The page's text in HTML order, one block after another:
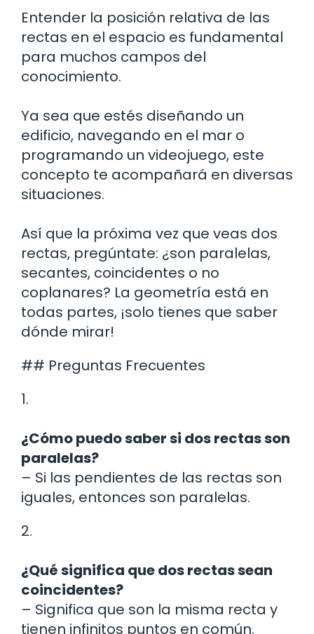
Entender la posición relativa de las
rectas en el espacio es fundamental
para muchos campos del
conocimiento.
Ya sea que estés diseñando un
edificio, navegando en el mar o
programando un videojuego, este
concepto te acompañará en diversas
situaciones.
Así que la próxima vez que veas dos
rectas, pregúntate: ¿son paralelas,
secantes, coincidentes o no
coplanares? La geometría está en
todas partes, ¡solo tienes que saber
dónde mirar!
## Preguntas Frecuentes
1.
¿Cómo puedo saber si dos rectas son
paralelas?
– Si las pendientes de las rectas son
iguales, entonces son paralelas.
2.
¿Qué significa que dos rectas sean
coincidentes?
– Significa que son la misma recta y
tienen infinitos puntos en común.